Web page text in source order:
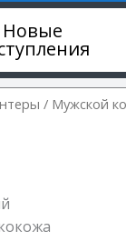
Новые
/ Мужской